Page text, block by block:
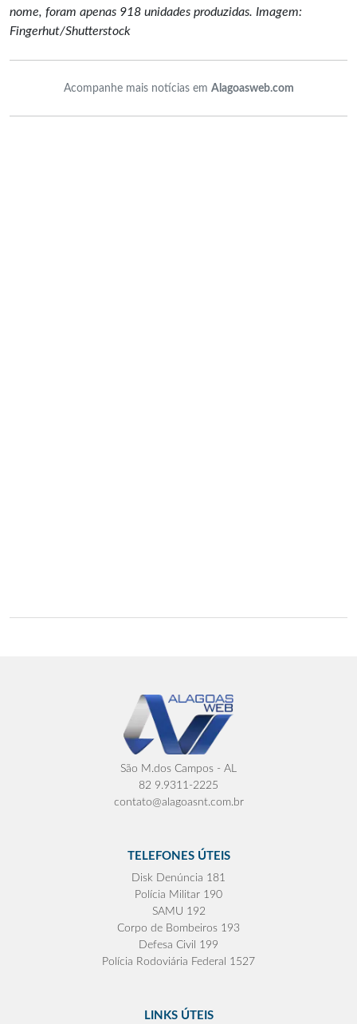
nome, foram apenas 918 unidades produzidas. Imagem:
Fingerhut/Shutterstock
Acompanhe mais notícias em Alagoasweb.com
São M.dos Campos - AL
82 9.9311-2225
contato@alagoasnt.com.br
TELEFONES ÚTEIS
Disk Denúncia 181
Polícia Militar 190
SAMU 192
Corpo de Bombeiros 193
Defesa Civil 199
Polícia Rodoviária Federal 1527
LINKS ÚTEIS